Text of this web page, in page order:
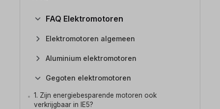
FAQ Elektromotoren
Elektromotoren algemeen
Aluminium elektromotoren
Gegoten elektromotoren
1. Zijn energiebesparende motoren ook
verkrijgbaar in IE5?